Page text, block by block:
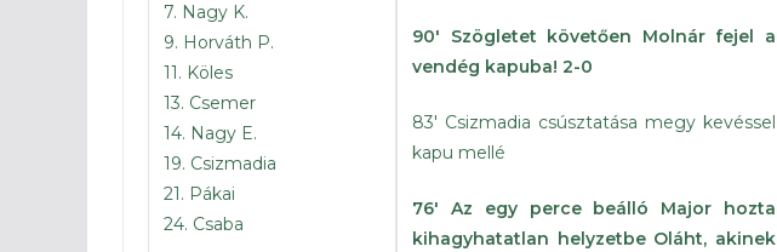
7. Nagy K.
9. Horváth P.
11. Köles
13. Csemer
14. Nagy E.
19. Csizmadia
21. Pákai
24. Csaba
90′ Szögletet követően Molnár fejel a
vendég kapuba! 2-0
83′ Csizmadia csúsztatása megy kevéssel
kapu mellé
76′ Az egy perce beálló Major hozta
kihagyhatatlan helyzetbe Oláht, akinek